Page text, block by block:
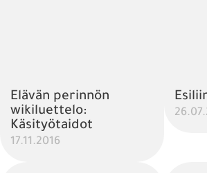
Elävän perinnön
wikiluettelo:
Käsityötaidot
17.11.2016